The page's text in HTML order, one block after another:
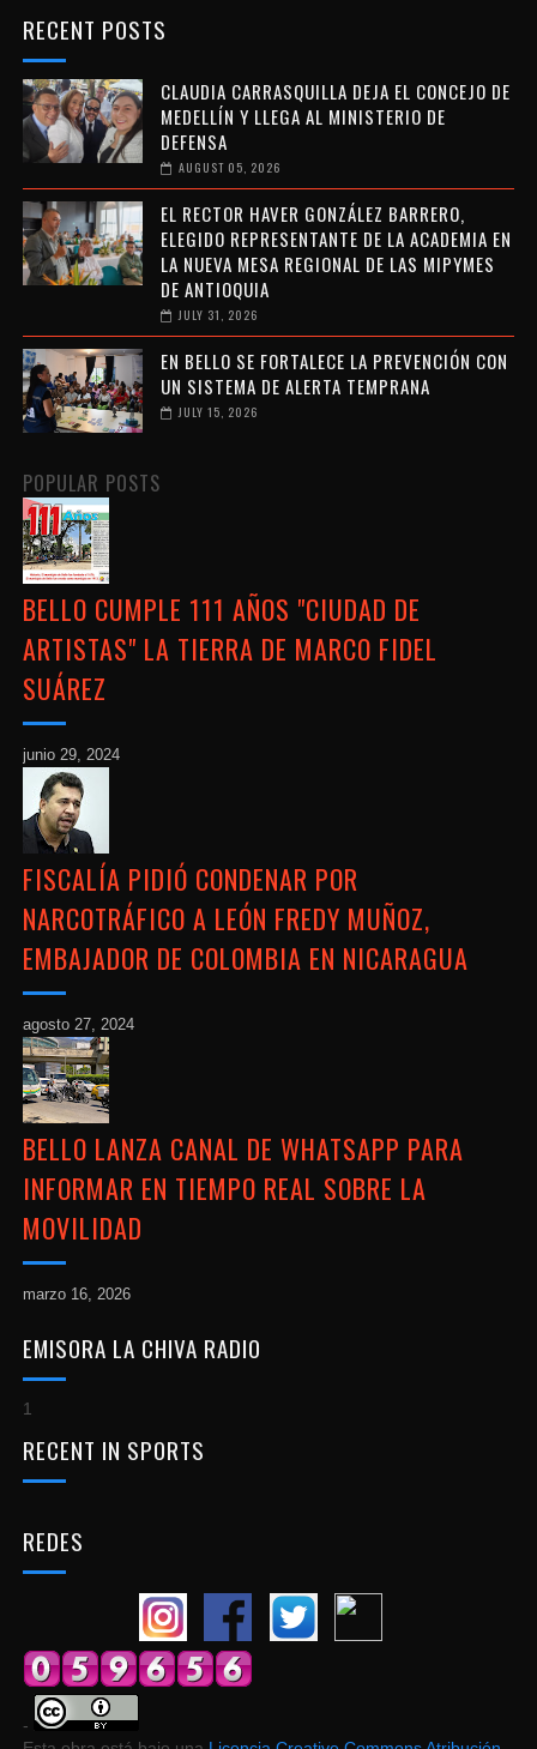
RECENT POSTS
CLAUDIA CARRASQUILLA DEJA EL CONCEJO DE
MEDELLÍN Y LLEGA AL MINISTERIO DE
DEFENSA
AUGUST 05, 2026
EL RECTOR HAVER GONZÁLEZ BARRERO,
ELEGIDO REPRESENTANTE DE LA ACADEMIA EN
LA NUEVA MESA REGIONAL DE LAS MIPYMES
DE ANTIOQUIA
JULY 31, 2026
EN BELLO SE FORTALECE LA PREVENCIÓN CON
UN SISTEMA DE ALERTA TEMPRANA
JULY 15, 2026
POPULAR POSTS
BELLO CUMPLE 111 AÑOS "CIUDAD DE
ARTISTAS" LA TIERRA DE MARCO FIDEL
SUÁREZ
junio 29, 2024
FISCALÍA PIDIÓ CONDENAR POR
NARCOTRÁFICO A LEÓN FREDY MUÑOZ,
EMBAJADOR DE COLOMBIA EN NICARAGUA
agosto 27, 2024
BELLO LANZA CANAL DE WHATSAPP PARA
INFORMAR EN TIEMPO REAL SOBRE LA
MOVILIDAD
marzo 16, 2026
EMISORA LA CHIVA RADIO
1
RECENT IN SPORTS
REDES
-